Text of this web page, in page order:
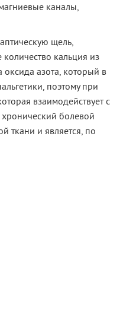
каналы,
щель,
кальция из
азота, который в
поэтому при
взаимодействует с
болевой
ткани и является, по